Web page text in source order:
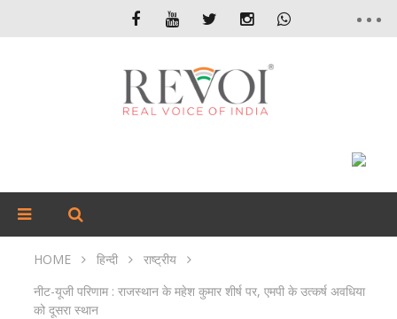
HOME हिन्दी
राष्ट्रीय
नीट-यूजी परिणाम : राजस्थान के महेश कुमार शीर्ष पर, एमपी के उत्कर्ष अवधिया
को दूसरा स्थान